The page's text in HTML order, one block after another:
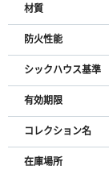
材質
防火性能
シックハウス基準
有効期限
コレクション名
在庫場所